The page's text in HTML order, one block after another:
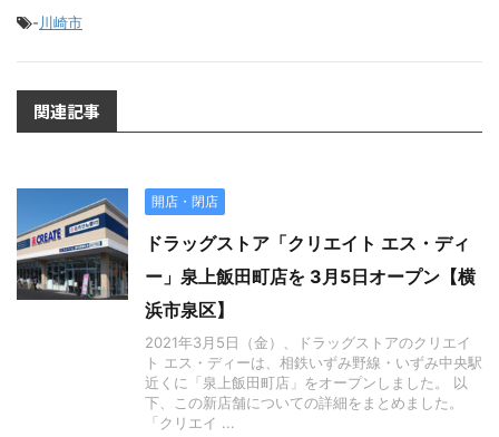
-川崎市
関連記事
開店・閉店
ドラッグストア「クリエイト エス・ディ
ー」泉上飯田町店を 3月5日オープン【横
浜市泉区】
2021年3月5日（金）、ドラッグストアのクリエイ
ト エス・ディーは、相鉄いずみ野線・いずみ中央駅
近くに「泉上飯田町店」をオープンしました。 以
下、この新店舗についての詳細をまとめました。
「クリエイ ...